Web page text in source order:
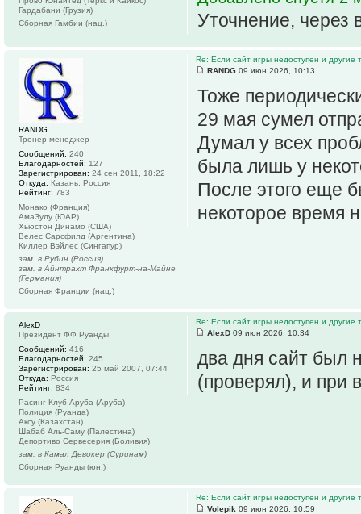
Уточнение, через
Гардабани (Грузия)
Сборная Гамбии (нац.)
Re: Если сайт игры недоступен и другие
RANDG 09 июн 2026, 10:13
Тоже
29 мая сумел
Думал у всех
была лишь у
После этого еще
некоторое время
RANDG
Тренер-менеджер
Сообщений: 240
Благодарностей: 127
Зарегистрирован: 24 сен 2011, 18:22
Откуда: Казань, Россия
Рейтинг: 783
Монако (Франция)
АмаЗулу (ЮАР)
Хьюстон Динамо (США)
Велес Сарсфилд (Аргентина)
Киллер Вэйлес (Сингапур)
зам. в Рубин (Россия)
зам. в Айнтрахт Франкфурт-на-Майне
(Германия)
Сборная Франции (нац.)
Re: Если сайт игры недоступен и другие
AlexD 09 июн 2026, 10:34
два дня сайт был
(проверял), и при
AlexD
Президент ФФ Руанды
Сообщений: 416
Благодарностей: 245
Зарегистрирован: 25 май 2007, 07:44
Откуда: Россия
Рейтинг: 834
Расинг Клуб Аруба (Аруба)
Полиция (Руанда)
Аксу (Казахстан)
Шабаб Аль-Саму (Палестина)
Депортиво Сервесерия (Боливия)
зам. в Камал Девокер (Суринам)
Сборная Руанды (юн.)
Re: Если сайт игры недоступен и другие
Volepik 09 июн 2026, 10:59